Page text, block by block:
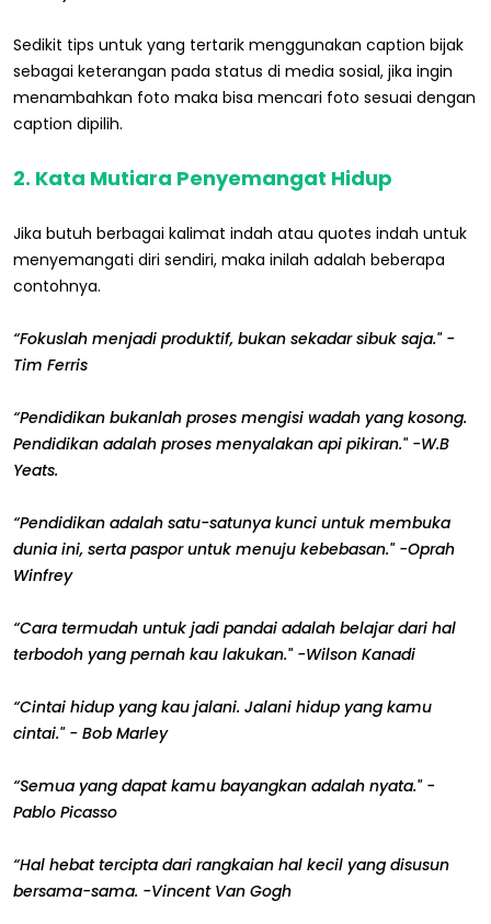
Sedikit tips untuk yang tertarik menggunakan caption bijak
sebagai keterangan pada status di media sosial, jika ingin
menambahkan foto maka bisa mencari foto sesuai dengan
caption dipilih.
2. Kata Mutiara Penyemangat Hidup
Jika butuh berbagai kalimat indah atau quotes indah untuk
menyemangati diri sendiri, maka inilah adalah beberapa
contohnya.
“Fokuslah menjadi produktif, bukan sekadar sibuk saja." -
Tim Ferris
“Pendidikan bukanlah proses mengisi wadah yang kosong.
Pendidikan adalah proses menyalakan api pikiran." -W.B
Yeats.
“Pendidikan adalah satu-satunya kunci untuk membuka
dunia ini, serta paspor untuk menuju kebebasan." -Oprah
Winfrey
“Cara termudah untuk jadi pandai adalah belajar dari hal
terbodoh yang pernah kau lakukan." -Wilson Kanadi
“Cintai hidup yang kau jalani. Jalani hidup yang kamu
cintai." - Bob Marley
“Semua yang dapat kamu bayangkan adalah nyata." -
Pablo Picasso
“Hal hebat tercipta dari rangkaian hal kecil yang disusun
bersama-sama. -Vincent Van Gogh